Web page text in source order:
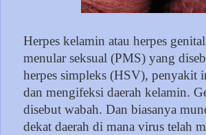
Herpes kelamin atau herpes
menular seksual (PMS) yang
herpes simpleks (HSV), penyakit
dan mengifeksi daerah kelamin.
disebut wabah. Dan biasanya
dekat daerah di mana virus telah